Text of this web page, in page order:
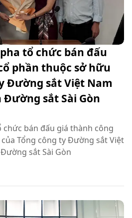
tổ chức bán đấu
phần thuộc sở hữu
Đường sắt Việt Nam
Đường sắt Sài Gòn
bán đấu giá thành công
Tổng công ty Đường sắt Việt
sắt Sài Gòn